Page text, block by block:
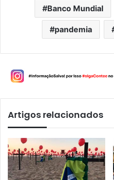
Banco Mundial
pandemia
Artigos relacionados